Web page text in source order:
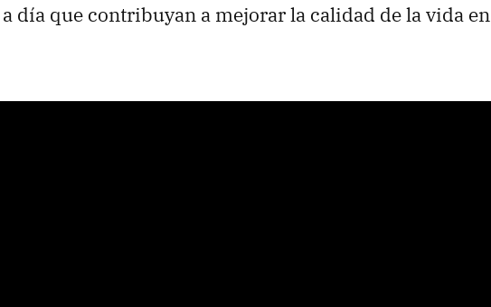
día que contribuyan a mejorar la calidad de la vida en